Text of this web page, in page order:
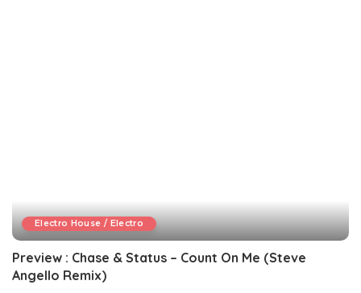
Electro House / Electro
Preview : Chase & Status – Count On Me (Steve
Angello Remix)